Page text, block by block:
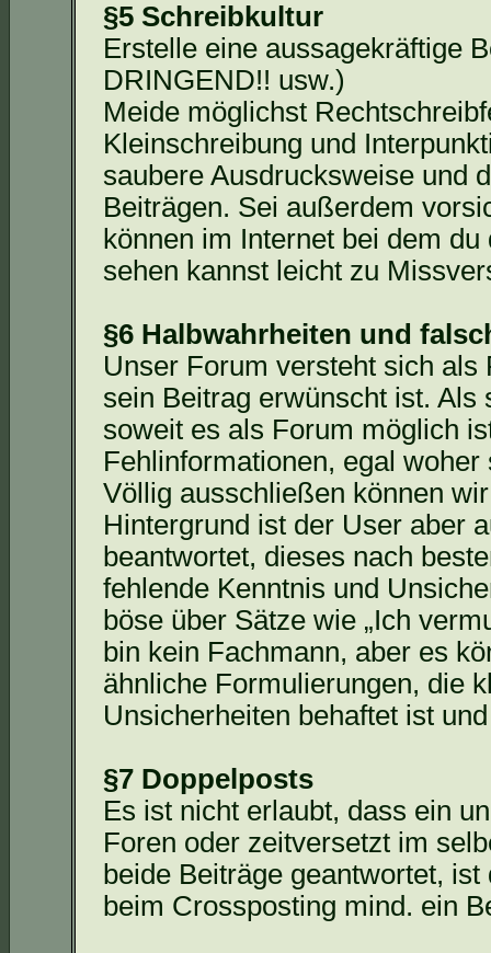
§5 Schreibkultur
Erstelle eine aussagekräftige
DRINGEND!! usw.)
Meide möglichst
Kleinschreibung und
saubere Ausdrucksweise und
Beiträgen. Sei außerdem
können im Internet bei dem
sehen kannst leicht zu
§6 Halbwahrheiten und
Unser Forum versteht sich
sein Beitrag erwünscht ist.
soweit es als Forum möglich
Fehlinformationen, egal
Völlig ausschließen können
Hintergrund ist der User aber
beantwortet, dieses nach
fehlende Kenntnis und
böse über Sätze wie „Ich
bin kein Fachmann, aber es
ähnliche Formulierungen, die
Unsicherheiten behaftet ist
§7 Doppelposts
Es ist nicht erlaubt, dass ein
Foren oder zeitversetzt im
beide Beiträge geantwortet,
beim Crossposting mind. ein